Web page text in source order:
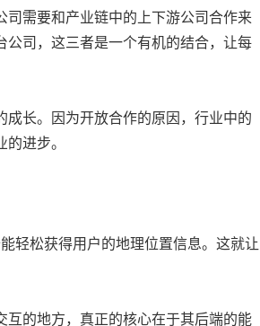
需要和产业链中的上下游公司合作来
司，这三者是一个有机的结合，让每
长。因为开放合作的原因，行业中的
进步。
轻松获得用户的地理位置信息。这就让
的地方，真正的核心在于其后端的能